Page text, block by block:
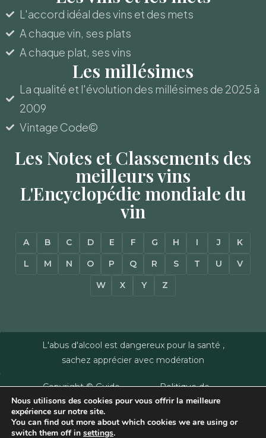
L'accord idéal des vins et des mets
A chaque vin, ses plats
A chaque plat, ses vins
Les millésimes
La qualité et l'évolution des millésimes de 2025 à
2009
Vintage Code©
Les Notes et Classements des
meilleurs vins
L'Encyclopédie mondiale du
vin
A B C D E F G H I J
K
L
M N O P Q R S T U
V
W
X Y Z
L'abus d'alcool est dangereux pour la santé ,
sachez apprécier avec modération
Copyright © Guide
des Vins - Sas
Millésimes et
Dussert-Gerber -
Politique de
confidentialité–
Nous utilisons des cookies pour vous offrir la meilleure
expérience sur notre site.
You can find out more about which cookies we are using or
switch them off in settings.